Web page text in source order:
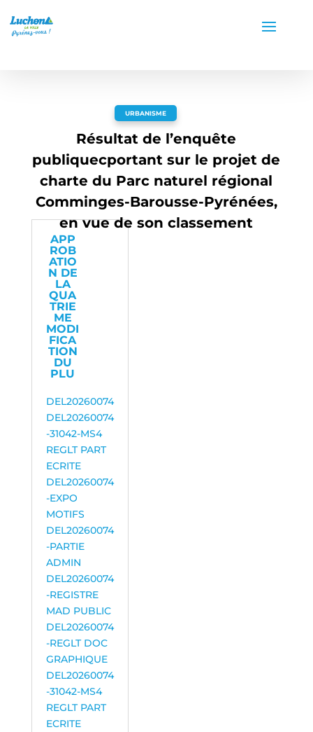
URBANISME
Résultat de l’enquête
publiquecportant sur le projet de
charte du Parc naturel régional
Comminges-Barousse-Pyrénées,
en vue de son classement
APP
ROB
ATIO
N DE
LA
QUA
TRIE
ME
MODI
FICA
TION
DU
PLU
DEL20260074
DEL20260074
-31042-MS4
REGLT PART
ECRITE
DEL20260074
-EXPO
MOTIFS
DEL20260074
-PARTIE
ADMIN
DEL20260074
-REGISTRE
MAD PUBLIC
DEL20260074
-REGLT DOC
GRAPHIQUE
DEL20260074
-31042-MS4
REGLT PART
ECRITE